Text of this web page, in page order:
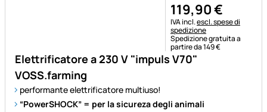
Elettrificatore a 230 V "impuls V70"
VOSS.farming
performante elettrificatore multiuso!
“PowerSHOCK” = per la sicureza degli animali
119,90€
Informazioni fiscali:
IVA incl.escl. spese di
spedizione
Spedizione gratuita a
partire da 149 €